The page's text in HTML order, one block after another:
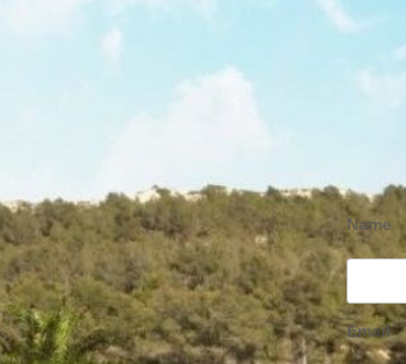
Name
Email